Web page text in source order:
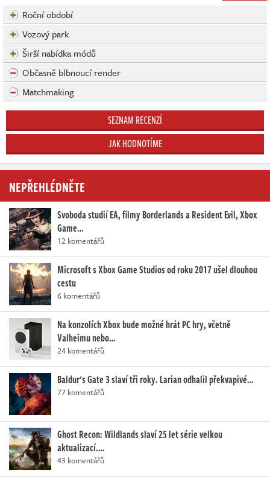
Roční období
Vozový park
Širší nabídka módů
Občasně blbnoucí render
Matchmaking
SEZNAM RECENZÍ
JAK HODNOTÍME
NEPŘEHLÉDNĚTE
Svoboda studií EA, filmy Borderlands a Resident Evil, Xbox
Game…
12 komentářů
Microsoft s Xbox Game Studios od roku 2017 ušel dlouhou
cestu
6 komentářů
Na konzolích Xbox bude možné hrát PC hry, včetně
Valheimu nebo…
24 komentářů
Baldur's Gate 3 slaví tři roky. Larian odhalil překvapivé…
77 komentářů
Ghost Recon: Wildlands slaví 25 let série velkou
aktualizací.…
43 komentářů